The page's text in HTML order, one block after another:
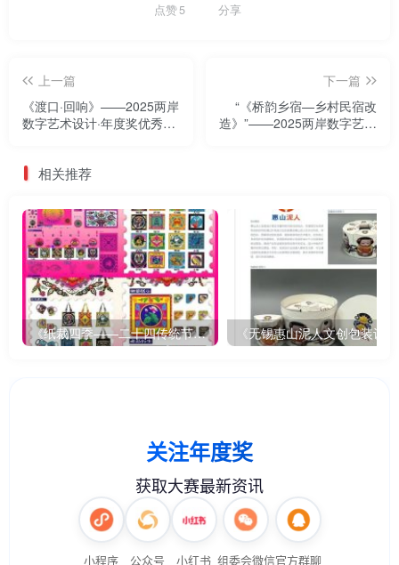
点赞5 分享
上一篇
《渡口·回响》——2025两岸
数字艺术设计·年度奖优秀作
下一篇
“《桥韵乡宿—乡村民宿改
造》”——2025两岸数字艺术
相关推荐
《纸裁四季——二十四传统节气文创设计》 《无锡惠山泥人文创包装设